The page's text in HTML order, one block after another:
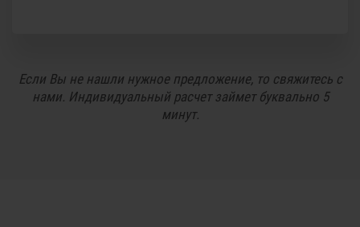
Если Вы не нашли нужное предложение, то свяжитесь с
нами. Индивидуальный расчет займет буквально 5
минут.